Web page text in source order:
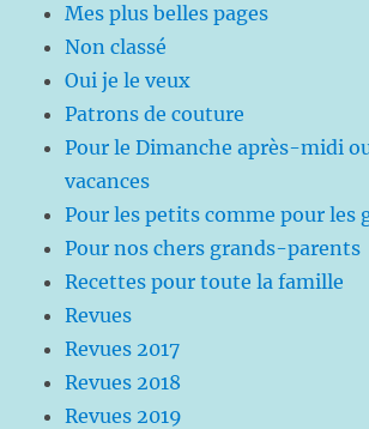
Mes plus belles pages
Non classé
Oui je le veux
Patrons de couture
Pour le Dimanche après-midi
vacances
Pour les petits comme pour les
Pour nos chers grands-parents
Recettes pour toute la famille
Revues
Revues 2017
Revues 2018
Revues 2019